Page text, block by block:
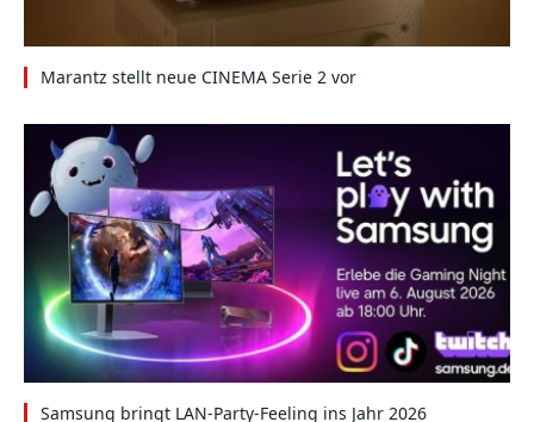
Marantz stellt neue CINEMA Serie 2 vor
Samsung bringt LAN-Party-Feeling ins Jahr 2026